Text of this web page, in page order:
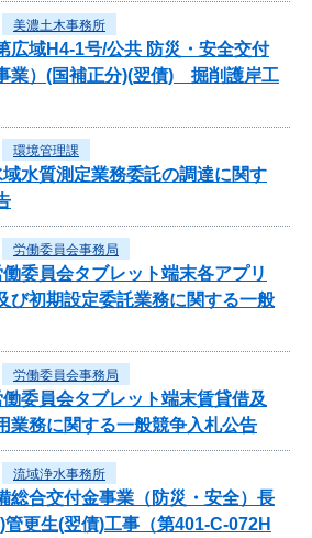
美濃土木事務所
広域H4-1号/公共 防災・安全交付
業）(国補正分)(翌債) 掘削護岸工
環境管理課
水質測定業務委託の調達に関す
労働委員会事務局
委員会タブレット端末各アプリ
び初期設定委託業務に関する一般
労働委員会事務局
委員会タブレット端末賃貸借及
業務に関する一般競争入札公告
流域浄水事務所
合交付金事業（防災・安全）長
管更生(翌債)工事（第401-C-072H